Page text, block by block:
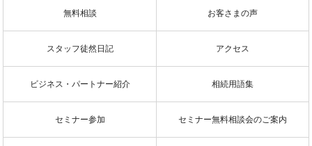
無料相談 お客さまの声
スタッフ徒然日記 アクセス
ビジネス・パートナー紹介 相続用語集
セミナー参加 セミナー無料相談会のご案内